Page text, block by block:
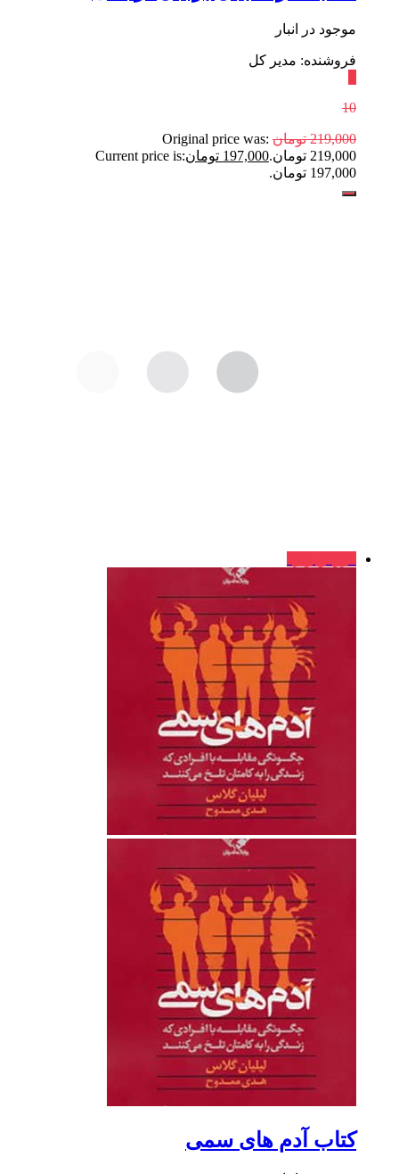
موجود در انبار
فروشنده: مدیر کل
10
219,000 تومان Original price was:
219,000 تومان.
197,000 تومانCurrent price is:
197,000 تومان.
کتاب آدم های سمی